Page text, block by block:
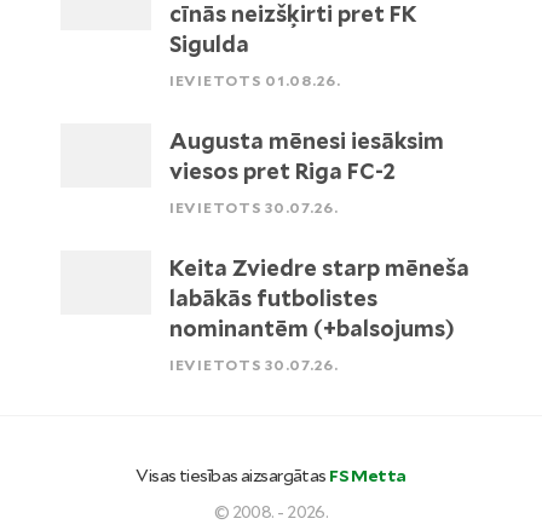
cīnās neizšķirti pret FK
Sigulda
IEVIETOTS 01.08.26.
Augusta mēnesi iesāksim
viesos pret Riga FC-2
IEVIETOTS 30.07.26.
Keita Zviedre starp mēneša
labākās futbolistes
nominantēm (+balsojums)
IEVIETOTS 30.07.26.
Visas tiesības aizsargātas FS Metta
© 2008. - 2026.